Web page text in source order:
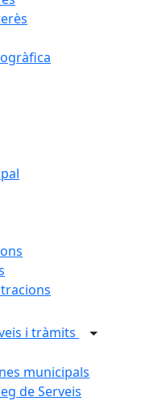
i tràmits
municipals
de Serveis